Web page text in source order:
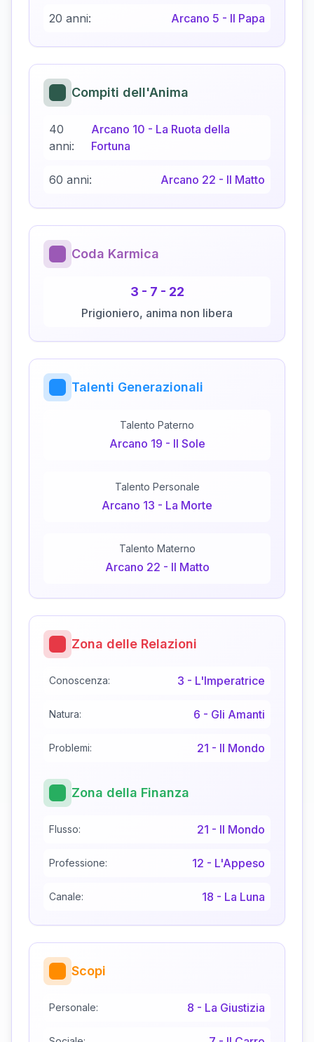
20 anni: Arcano 5 - Il Papa
Compiti dell'Anima
40
anni:
Arcano 10 - La Ruota della
Fortuna
60 anni: Arcano 22 - Il Matto
Coda Karmica
3 - 7 - 22
Prigioniero, anima non libera
Talenti Generazionali
Talento Paterno
Arcano 19 - Il Sole
Talento Personale
Arcano 13 - La Morte
Talento Materno
Arcano 22 - Il Matto
Zona delle Relazioni
Conoscenza: 3 - L'Imperatrice
Natura: 6 - Gli Amanti
Problemi: 21 - Il Mondo
Zona della Finanza
Flusso: 21 - Il Mondo
Professione: 12 - L'Appeso
Canale: 18 - La Luna
Scopi
Personale: 8 - La Giustizia